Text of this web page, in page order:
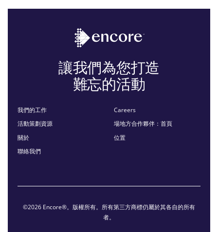
讓我們為您打造
難忘的活動
我們的工作
活動策劃資源
關於
聯絡我們
Careers
場地方合作夥伴：首頁
位置
©2026 Encore®。版權所有。所有第三方商標仍屬於其各自的所有
者。